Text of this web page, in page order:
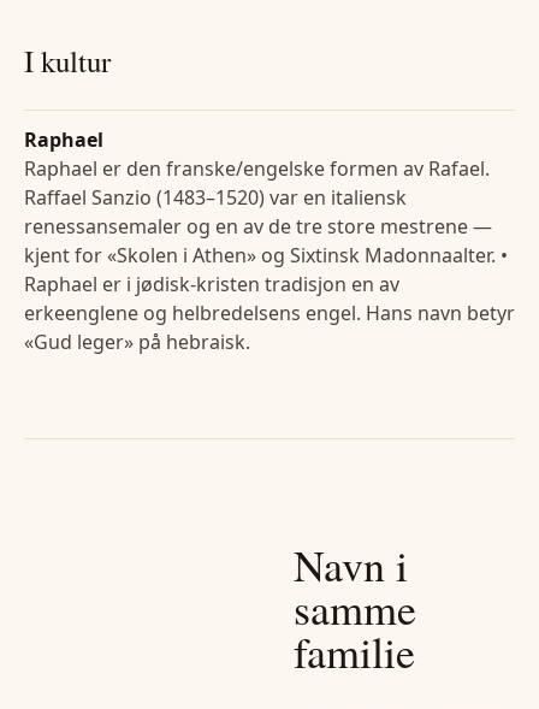
I kultur
Raphael
Raphael er den franske/engelske formen av Rafael.
Raffael Sanzio (1483–1520) var en italiensk
renessansemaler og en av de tre store mestrene —
kjent for «Skolen i Athen» og Sixtinsk Madonnaalter. •
Raphael er i jødisk-kristen tradisjon en av
erkeenglene og helbredelsens engel. Hans navn betyr
«Gud leger» på hebraisk.
Navn i
samme
familie